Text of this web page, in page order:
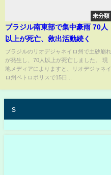
未分類
ブラジル南東部で集中豪雨 70人
以上が死亡、救出活動続く
ブラジルのリオデジャネイロ州で土砂崩れ
が発生し、70人以上が死亡しました。 現
地メディアによりますと、リオデジャネイ
ロ州ペトロポリスで15日...
s